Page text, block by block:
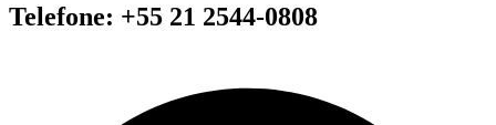
Telefone: +55 21 2544-0808